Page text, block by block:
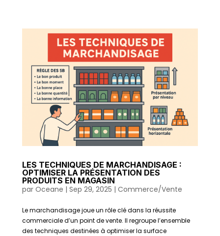
LES TECHNIQUES DE MARCHANDISAGE :
OPTIMISER LA PRÉSENTATION DES
PRODUITS EN MAGASIN
par Oceane | Sep 29, 2025 | Commerce/Vente
Le marchandisage joue un rôle clé dans la réussite
commerciale d’un point de vente. Il regroupe l’ensemble
des techniques destinées à optimiser la surface